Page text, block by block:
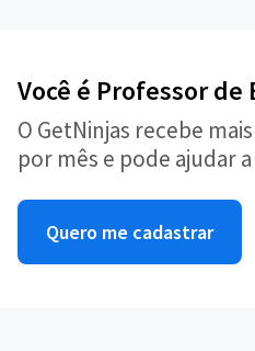
Você é Professor de
O GetNinjas recebe
por mês e pode ajudar
Quero me cadastrar